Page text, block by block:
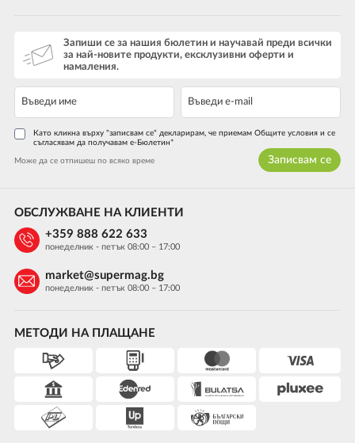
Запиши се за нашия бюлетин и научавай преди всички
за най-новите продукти, ексклузивни оферти и
намаления.
Като кликна върху "записвам се" декларирам, че приемам Общите условия и се
съгласявам да получавам е-Бюлетин*
Може да се отпишеш по всяко време Записвам се
МЕТОДИ НА ПЛАЩАНЕ
ОБСЛУЖВАНЕ НА КЛИЕНТИ
+359 888 622 633
понеделник - петък 08:00 – 17:00
market@supermag.bg
понеделник - петък 08:00 – 17:00